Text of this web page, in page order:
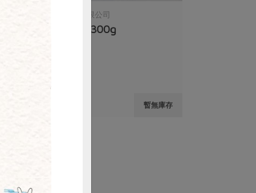
湧升海洋股份有限公司
澎湖花枝丸-300g
暫無庫存